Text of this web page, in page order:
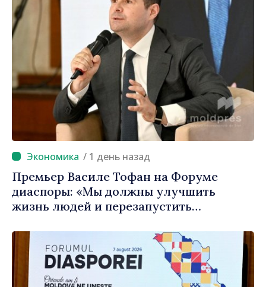
/ 1 день назад
Премьер Василе Тофан на Форуме
диаспоры: «Мы должны улучшить
жизнь людей и перезапустить